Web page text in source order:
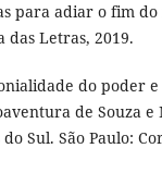
para adiar o fim do
das Letras, 2019.
do poder e
de Souza e
Sul. São Paulo: